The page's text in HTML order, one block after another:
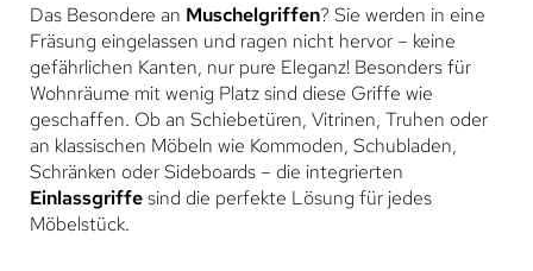
Das Besondere an Muschelgriffen? Sie werden in eine
Fräsung eingelassen und ragen nicht hervor – keine
gefährlichen Kanten, nur pure Eleganz! Besonders für
Wohnräume mit wenig Platz sind diese Griffe wie
geschaffen. Ob an Schiebetüren, Vitrinen, Truhen oder
an klassischen Möbeln wie Kommoden, Schubladen,
Schränken oder Sideboards – die integrierten
Einlassgriffesind die perfekte Lösung für jedes
Möbelstück.